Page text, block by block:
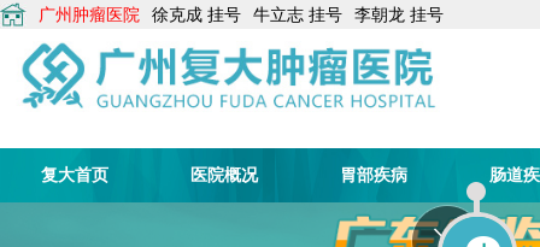
广州肿瘤医院 徐克成 挂号 牛立志 挂号 李朝龙 挂号
复大首页 医院概况 胃部疾病 肠道